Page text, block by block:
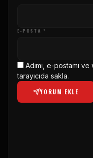
E-POSTA *
Adımı, e-postamı
tarayıcıda sakla.
YORUM EKLE